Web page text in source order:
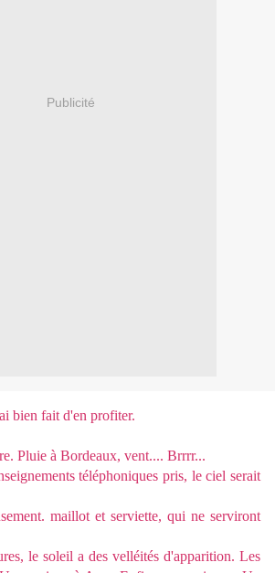
Publicité
bien fait d'en profiter.
Pluie à Bordeaux, vent.... Brrrr...
téléphoniques pris, le ciel serait
maillot et serviette, qui ne serviront
le soleil a des velléités d'apparition. Les